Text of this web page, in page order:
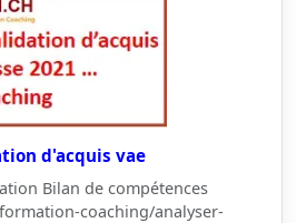
d'acquis vae
Bilan de compétences
coaching/analyser-